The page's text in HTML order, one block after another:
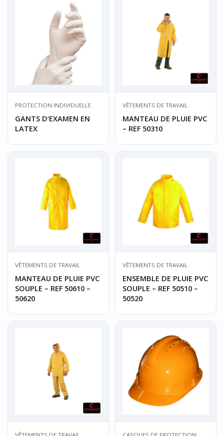
PROTECTION INDIVIDUELLE
GANTS D’EXAMEN EN
LATEX
VÊTEMENTS DE TRAVAIL
MANTEAU DE PLUIE PVC
– REF 50310
VÊTEMENTS DE TRAVAIL
MANTEAU DE PLUIE PVC
SOUPLE – REF 50610 –
50620
VÊTEMENTS DE TRAVAIL
ENSEMBLE DE PLUIE PVC
SOUPLE – REF 50510 –
50520